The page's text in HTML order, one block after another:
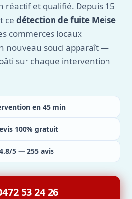
réactif et qualifié. Depuis 15
ce détection de fuite Meise
commerces locaux
nouveau souci apparaît —
sur chaque intervention
en 45 min
100% gratuit
5 — 255 avis
53 24 26